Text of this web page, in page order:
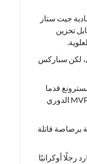
جيت ستار
تخزين
لكن سباركس
قدما
عرضًا رائعًا مع تصاعد حديث MVP الدوري
برصاصة قاتلة
رجلًا أوكرانيًا